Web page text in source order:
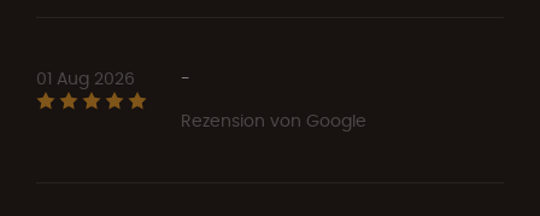
01 Aug 2026
-
Rezension von Google